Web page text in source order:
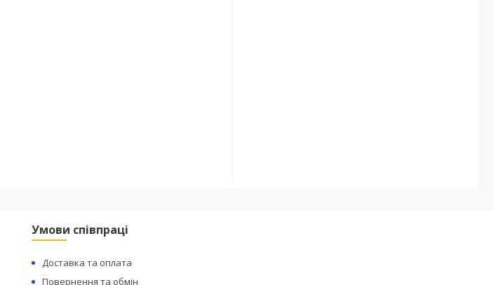
Умови співпраці
Доставка та оплата
Повернення та обмін